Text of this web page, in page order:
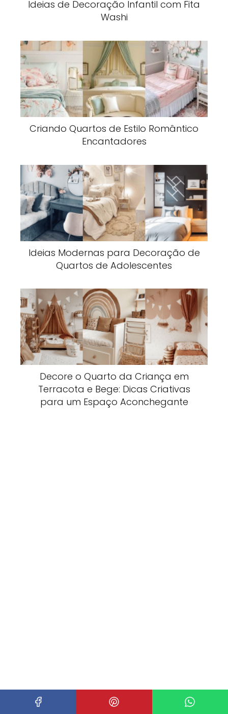
Ideias de Decoração Infantil com Fita
Washi
Criando Quartos de Estilo Romântico
Encantadores
Ideias Modernas para Decoração de
Quartos de Adolescentes
Decore o Quarto da Criança em
Terracota e Bege: Dicas Criativas
para um Espaço Aconchegante